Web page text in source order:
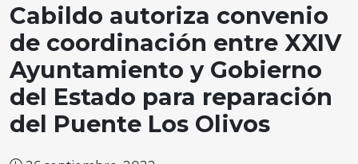
Cabildo autoriza convenio
de coordinación entre XXIV
Ayuntamiento y Gobierno
del Estado para reparación
del Puente Los Olivos